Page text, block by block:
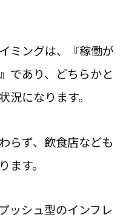
ミングは、『稼働が
であり、どちらかと
況になります。
らず、飲食店なども
ます。
ッシュ型のインフレ